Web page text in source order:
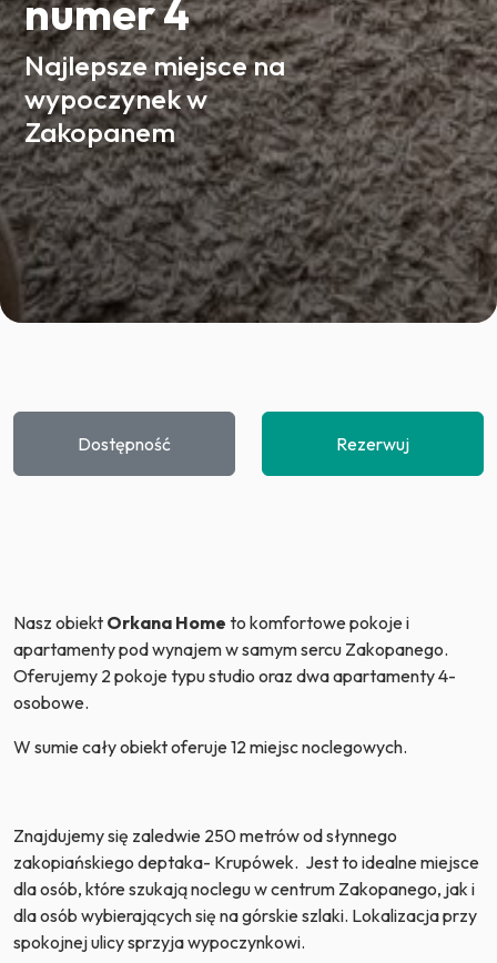
numer 4
Najlepsze miejsce na
wypoczynek w
Zakopanem
Dostępność Rezerwuj
Nasz obiekt Orkana Home to komfortowe pokoje i
apartamenty pod wynajem w samym sercu Zakopanego.
Oferujemy 2 pokoje typu studio oraz dwa apartamenty 4-
osobowe.
W sumie cały obiekt oferuje 12 miejsc noclegowych.
Znajdujemy się zaledwie 250 metrów od słynnego
zakopiańskiego deptaka- Krupówek. Jest to idealne miejsce
dla osób, które szukają noclegu w centrum Zakopanego, jak i
dla osób wybierających się na górskie szlaki. Lokalizacja przy
spokojnej ulicy sprzyja wypoczynkowi.